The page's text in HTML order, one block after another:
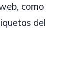
como
del